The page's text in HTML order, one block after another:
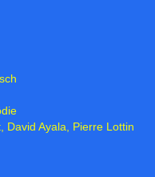
David Ayala, Pierre Lottin